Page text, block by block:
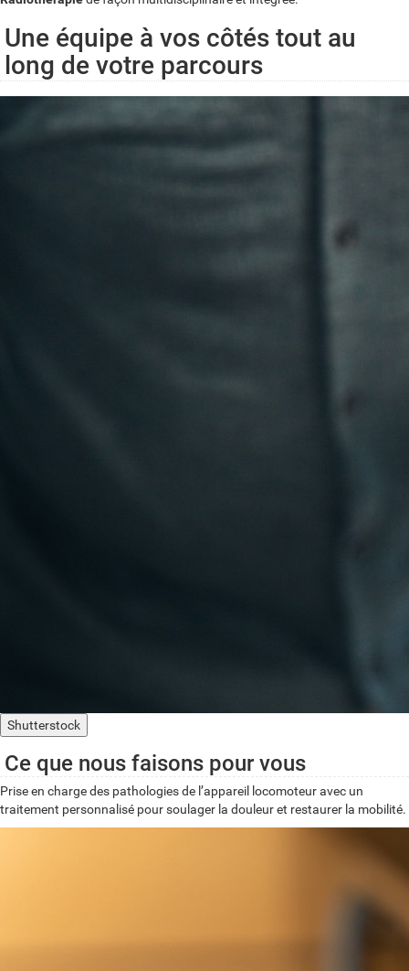
Une équipe à vos côtés tout au
long de votre parcours
Shutterstock
Ce que nous faisons pour vous
Prise en charge des pathologies de l’appareil locomoteur avec un
traitement personnalisé pour soulager la douleur et restaurer la mobilité.